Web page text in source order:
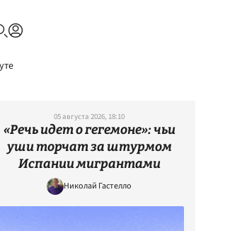
05 августа 2026, 18:10
«Речь идет о гегемоне»: чьи
уши торчат за штурмом
Испании мигрантами
Николай Гастелло